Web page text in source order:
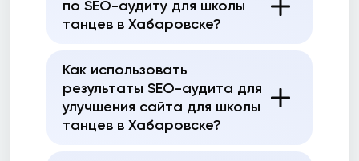
по SEO-аудиту для школы
танцев в Хабаровске?
Как использовать
результаты SEO-аудита для
улучшения сайта для школы
танцев в Хабаровске?